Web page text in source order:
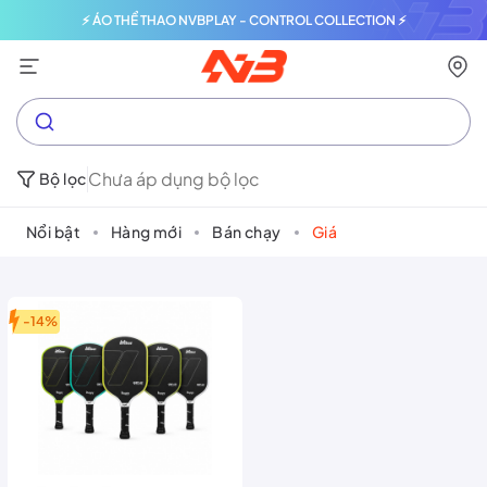
⚡ ÁO THỂ THAO NVBPLAY - CONTROL COLLECTION ⚡
Bộ lọcChưa áp dụng bộ lọc
Nổi bật Hàng mới Bán chạy Giá
-14%